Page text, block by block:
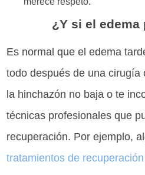
¿Y si el edema
Es normal que el edema
todo después de una cirugía
la hinchazón no baja o te
técnicas profesionales que
recuperación. Por ejemplo,
tratamientos de